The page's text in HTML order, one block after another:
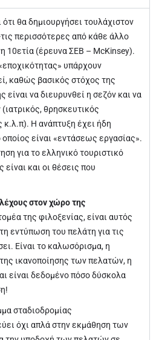
θα δημιουργήσει τουλάχιστον
περισσότερες από κάθε άλλο
10ετία (έρευνα ΣΕΒ – McKinsey).
υπάρχουν
καθώς βασικός στόχος της
είναι να διευρυνθεί η σεζόν και να
θρησκευτικός
κ.λ.π). Η ανάπτυξη έχει ήδη
είναι «εντάσεως εργασίας».
για το ελληνικό τουριστικό
και οι θέσεις που
στον χώρο της
της φιλοξενίας, είναι αυτός
εντύπωση του πελάτη για τις
Είναι το καλωσόρισμα, η
ικανοποίησης των πελατών, η
είναι δεδομένο πόσο δύσκολα
σταδιοδρομίας
όχι απλά στην εκμάθηση των